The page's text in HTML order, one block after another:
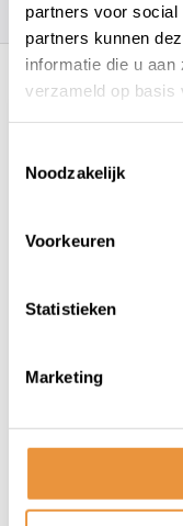
partners voor
partners kunnen
informatie die u
verzameld op basis
Noodzakelijk
Voorkeuren
Statistieken
Marketing
Recent
Compatible
zilver
Op voorraad